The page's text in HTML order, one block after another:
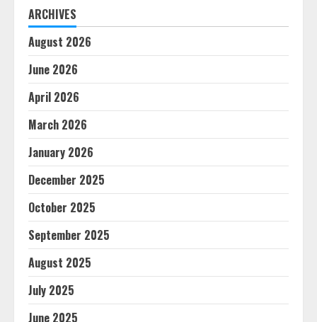
ARCHIVES
August 2026
June 2026
April 2026
March 2026
January 2026
December 2025
October 2025
September 2025
August 2025
July 2025
June 2025